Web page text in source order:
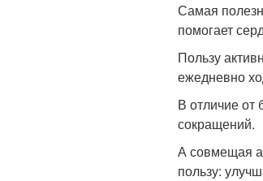
Самая
помогает
Пользу
ежедневно
В отличие от
сокращений.
А совмещая
пользу: